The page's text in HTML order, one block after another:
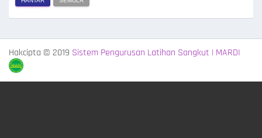
Hakcipta © 2019 Sistem Pengurusan Latihan Sangkut | MARDI